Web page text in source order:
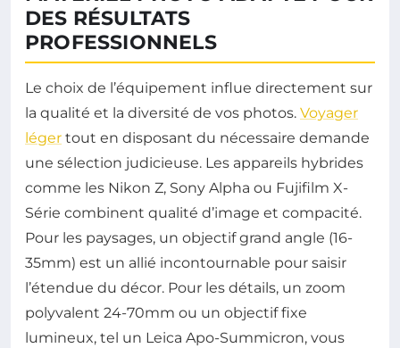
DES RÉSULTATS
PROFESSIONNELS
Le choix de l’équipement influe directement sur
la qualité et la diversité de vos photos. Voyager
léger tout en disposant du nécessaire demande
une sélection judicieuse. Les appareils hybrides
comme les Nikon Z, Sony Alpha ou Fujifilm X-
Série combinent qualité d’image et compacité.
Pour les paysages, un objectif grand angle (16-
35mm) est un allié incontournable pour saisir
l’étendue du décor. Pour les détails, un zoom
polyvalent 24-70mm ou un objectif fixe
lumineux, tel un Leica Apo-Summicron, vous